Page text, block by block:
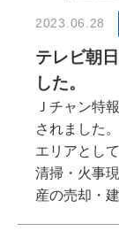
2023.06.28
テレビ朝
した。
Ｊチャン特
されました
エリアとし
清掃・火事
産の売却・